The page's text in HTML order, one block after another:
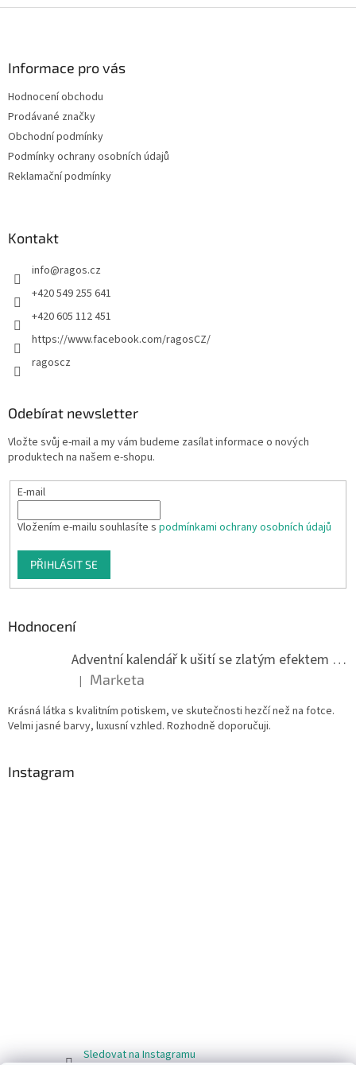
Informace pro vás
Hodnocení obchodu
Prodávané značky
Obchodní podmínky
Podmínky ochrany osobních údajů
Reklamační podmínky
Kontakt
info@ragos.cz
+420 549 255 641
+420 605 112 451
https://www.facebook.com/ragosCZ/
ragoscz
Odebírat newsletter
Vložte svůj e-mail a my vám budeme zasílat informace o nových
produktech na našem e-shopu.
E-mail
Vložením e-mailu souhlasíte s podmínkami ochrany osobních údajů
PŘIHLÁSIT SE
Hodnocení
Adventní kalendář k ušití se zlatým efektem 042Q
Hodnocení produktu je 5 z 5 hvězdiček.
| Marketa
Krásná látka s kvalitním potiskem, ve skutečnosti hezčí než na fotce.
Velmi jasné barvy, luxusní vzhled. Rozhodně doporučuji.
Instagram
Sledovat na Instagramu